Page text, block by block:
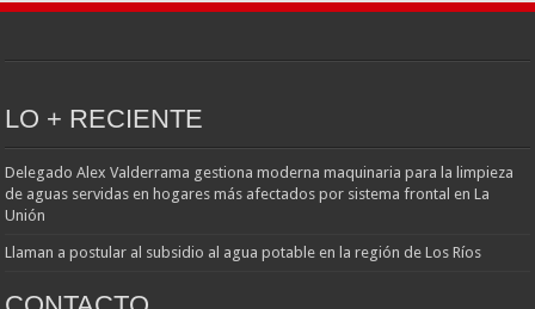
LO + RECIENTE
Delegado Alex Valderrama gestiona moderna maquinaria para la limpieza
de aguas servidas en hogares más afectados por sistema frontal en La
Unión
Llaman a postular al subsidio al agua potable en la región de Los Ríos